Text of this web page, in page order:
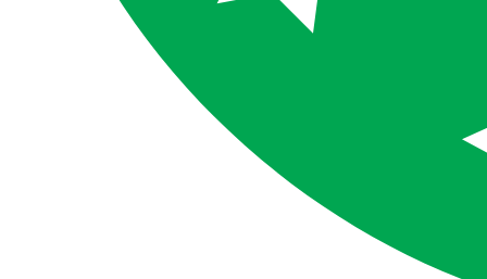
FERTISUN NPK 7-14-21
FERTISUN NPK 7-21-21
FERTISUN NPK 8-6-28